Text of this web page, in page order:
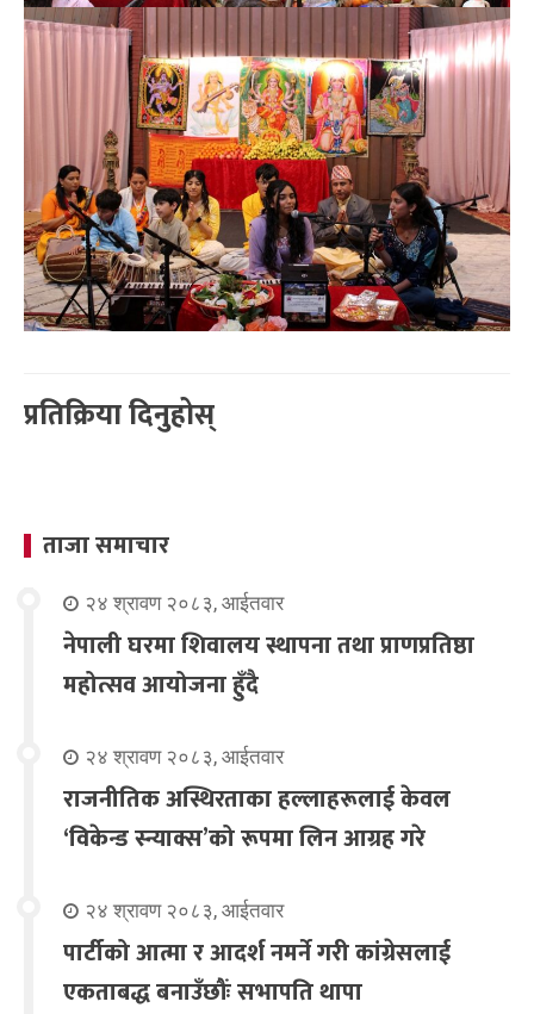
प्रतिक्रिया दिनुहोस्
ताजा समाचार
२४ श्रावण २०८३, आईतवार
नेपाली घरमा शिवालय स्थापना तथा प्राणप्रतिष्ठा
महोत्सव आयोजना हुँदै
२४ श्रावण २०८३, आईतवार
राजनीतिक अस्थिरताका हल्लाहरूलाई केवल
‘विकेन्ड स्न्याक्स’को रूपमा लिन आग्रह गरे
२४ श्रावण २०८३, आईतवार
पार्टीको आत्मा र आदर्श नमर्ने गरी कांग्रेसलाई
एकताबद्ध बनाउँछौंः सभापति थापा